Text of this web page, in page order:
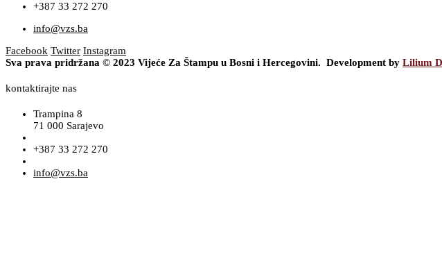
+387 33 272 270
info@vzs.ba
Facebook Twitter Instagram
Sva prava pridržana © 2023 Vijeće Za Štampu u Bosni i Hercegovini. Development by Lilium
kontaktirajte nas
Trampina 8
71 000 Sarajevo
+387 33 272 270
info@vzs.ba